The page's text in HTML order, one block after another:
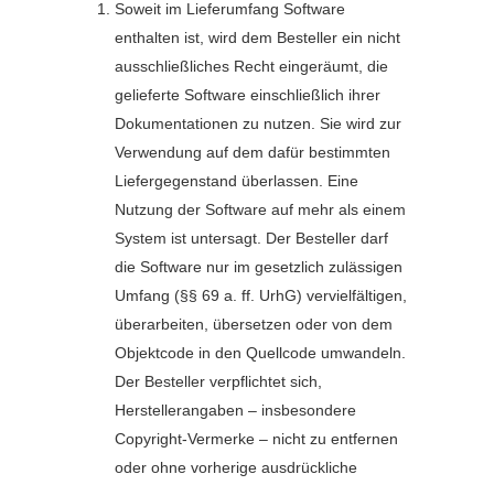
Soweit im Lieferumfang Software
enthalten ist, wird dem Besteller ein nicht
ausschließliches Recht eingeräumt, die
gelieferte Software einschließlich ihrer
Dokumentationen zu nutzen. Sie wird zur
Verwendung auf dem dafür bestimmten
Liefergegenstand überlassen. Eine
Nutzung der Software auf mehr als einem
System ist untersagt. Der Besteller darf
die Software nur im gesetzlich zulässigen
Umfang (§§ 69 a. ff. UrhG) vervielfältigen,
überarbeiten, übersetzen oder von dem
Objektcode in den Quellcode umwandeln.
Der Besteller verpflichtet sich,
Herstellerangaben – insbesondere
Copyright-Vermerke – nicht zu entfernen
oder ohne vorherige ausdrückliche